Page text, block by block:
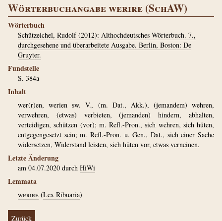
Wörterbuchangabe werire (SchAW)
Wörterbuch
Schützeichel, Rudolf (2012): Althochdeutsches Wörterbuch. 7.,
durchgesehene und überarbeitete Ausgabe. Berlin, Boston: De
Gruyter.
Fundstelle
S. 384a
Inhalt
wer(r)en, werien sw. V., (m. Dat., Akk.), (jemandem) wehren,
verwehren, (etwas) verbieten, (jemanden) hindern, abhalten,
verteidigen, schützen (vor); m. Refl.-Pron., sich wehren, sich hüten,
entgegengesetzt sein; m. Refl.-Pron. u. Gen., Dat., sich einer Sache
widersetzen, Widerstand leisten, sich hüten vor, etwas verneinen.
Letzte Änderung
am 04.07.2020 durch HiWi
Lemmata
werire (Lex Ribuaria)
Zurück